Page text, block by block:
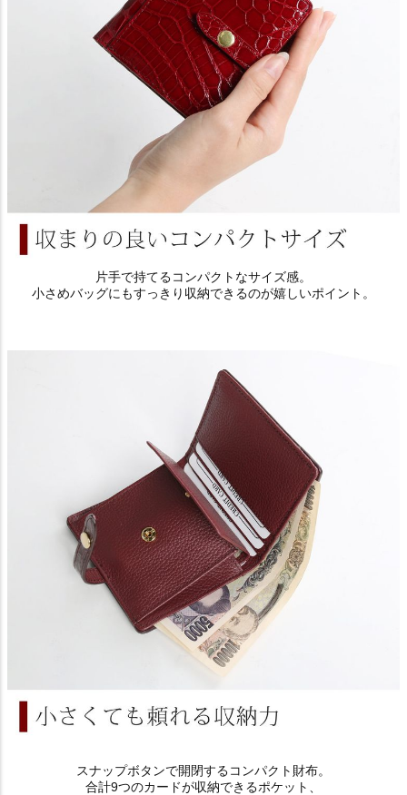
片手で持てるコンパクトなサイズ感。
小さめバッグにもすっきり収納できるのが嬉しいポイント。
スナップボタンで開閉するコンパクト財布。
合計9つのカードが収納できるポケット、